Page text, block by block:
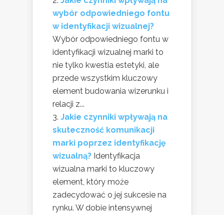
wybór odpowiedniego fontu
w identyfikacji wizualnej?
Wybór odpowiedniego fontu w
identyfikacji wizualnej marki to
nie tylko kwestia estetyki, ale
przede wszystkim kluczowy
element budowania wizerunku i
relacji z...
Jakie czynniki wpływają na
skuteczność komunikacji
marki poprzez identyfikację
wizualną? Identyfikacja
wizualna marki to kluczowy
element, który może
zadecydować o jej sukcesie na
rynku. W dobie intensywnej